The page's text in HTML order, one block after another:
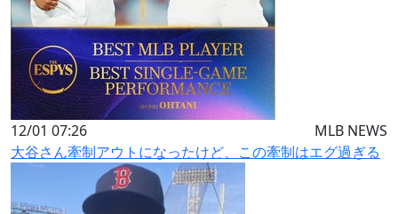
12/01 07:26
MLB NEWS
大谷さん牽制アウトになったけど、この牽制はエグ過ぎる